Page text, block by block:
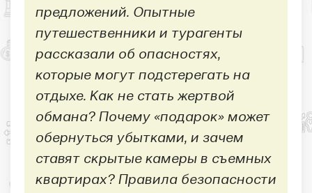
предложений. Опытные
путешественники и турагенты
рассказали об опасностях,
которые могут подстерегать на
отдыхе. Как не стать жертвой
обмана? Почему «подарок» может
обернуться убытками, и зачем
ставят скрытые камеры в съемных
квартирах? Правила безопасности